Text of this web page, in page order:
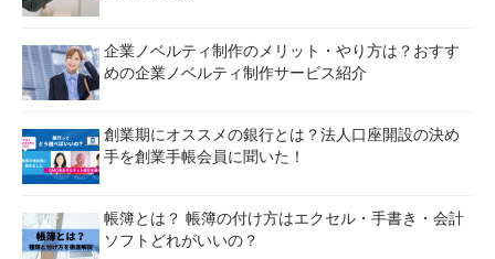
企業ノベルティ制作のメリット・やり方は？おすす
めの企業ノベルティ制作サービス紹介
創業期にオススメの銀行とは？法人口座開設の決め
手を創業手帳会員に聞いた！
帳簿とは？ 帳簿の付け方はエクセル・手書き・会計
ソフトどれがいいの？